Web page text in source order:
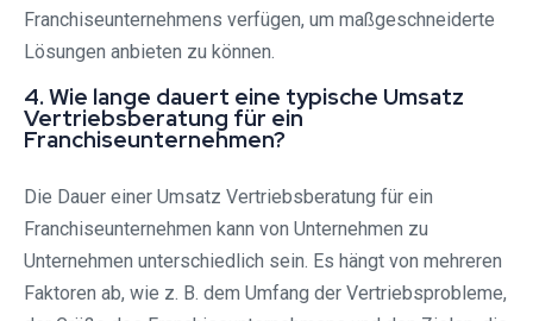
Franchiseunternehmens verfügen, um maßgeschneiderte
Lösungen anbieten zu können.
4. Wie lange dauert eine typische Umsatz
Vertriebsberatung für ein
Franchiseunternehmen?
Die Dauer einer Umsatz Vertriebsberatung für ein
Franchiseunternehmen kann von Unternehmen zu
Unternehmen unterschiedlich sein. Es hängt von mehreren
Faktoren ab, wie z. B. dem Umfang der Vertriebsprobleme,